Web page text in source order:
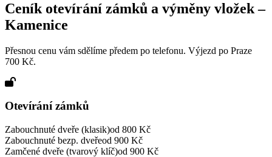
Ceník otevírání zámků a výměny vložek –
Kamenice
Přesnou cenu vám sdělíme předem po telefonu. Výjezd po Praze
700 Kč.
Otevírání zámků
Zabouchnuté dveře (klasik)od 800 Kč
Zabouchnuté bezp. dveřeod 900 Kč
Zamčené dveře (tvarový klíč)od 900 Kč